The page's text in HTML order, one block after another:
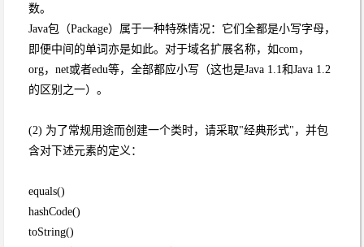
数。
Java包（Package）属于一种特殊情况：它们全都是小写字母，
即便中间的单词亦是如此。对于域名扩展名称，如com，
org，net或者edu等，全部都应小写（这也是Java 1.1和Java 1.2
的区别之一）。
(2) 为了常规用途而创建一个类时，请采取"经典形式"，并包
含对下述元素的定义：
equals()
hashCode()
toString()